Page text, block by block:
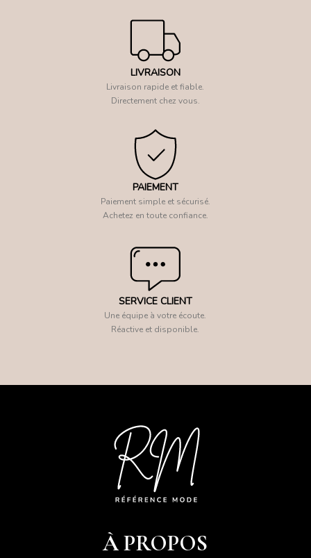
LIVRAISON
Livraison rapide et fiable.
Directement chez vous.
PAIEMENT
Paiement simple et sécurisé.
Achetez en toute confiance.
SERVICE CLIENT
Une équipe à votre écoute.
Réactive et disponible.
À PROPOS